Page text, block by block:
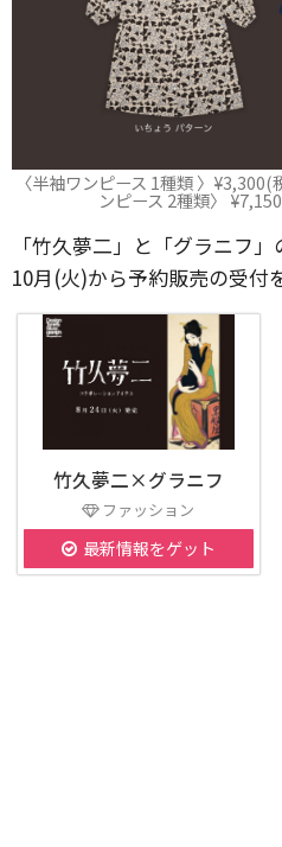
〈半袖ワンピース 1種類 〉
ンピース 2種類〉
「竹久夢二」と「グラニフ
10月(火)から予約販売の受付
竹久夢二×グラニフ
ファッション
最新情報をゲット